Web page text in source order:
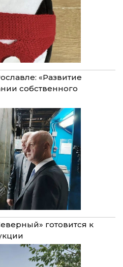
«Развитие
собственного
готовится к